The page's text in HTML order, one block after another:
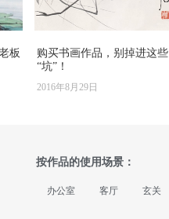
板
购买书画作品，别掉进这些
“坑”！
2016年8月29日
按作品的使用场景：
办公室 客厅 玄关